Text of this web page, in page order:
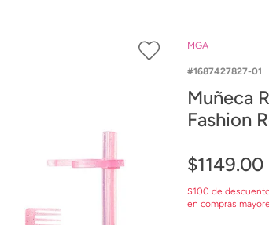
MGA
1687427827-01
Muñeca
Fashion
$1149.00
$100 de
en compras